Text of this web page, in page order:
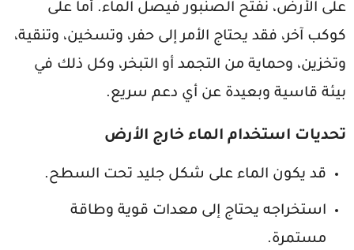
على الأرض، نفتح الصنبور فيصل الماء. أما على
كوكب آخر، فقد يحتاج الأمر إلى حفر، وتسخين، وتنقية،
وتخزين، وحماية من التجمد أو التبخر، وكل ذلك في
بيئة قاسية وبعيدة عن أي دعم سريع.
تحديات استخدام الماء خارج الأرض
قد يكون الماء على شكل جليد تحت السطح.
استخراجه يحتاج إلى معدات قوية وطاقة
مستمرة.